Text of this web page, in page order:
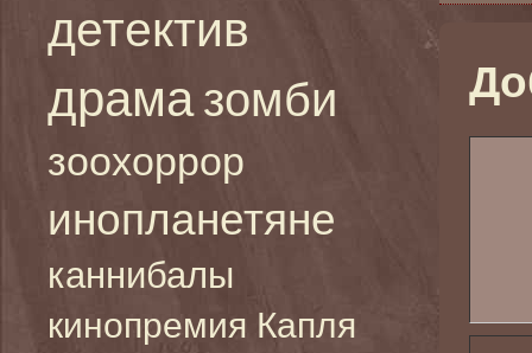
детектив
драма зомби
зоохоррор
инопланетяне
каннибалы
кинопремия Капля